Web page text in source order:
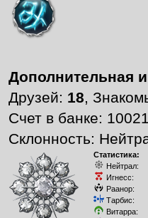
Дополнительная
Друзей: 18,
Счет в банке:
Склонность:
Статистика:
Нейтрал:
Игнесс:
Раанор:
Тарбис:
Витарра: